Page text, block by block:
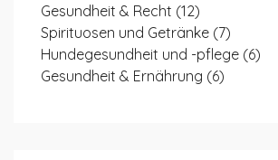
Gesundheit & Recht (12)
Spirituosen und Getränke (7)
Hundegesundheit und -pflege (6)
Gesundheit & Ernährung (6)